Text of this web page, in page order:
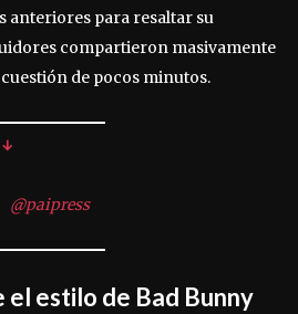
anteriores para resaltar su
compartieron masivamente
de pocos minutos.
@paipress
el estilo de Bad Bunny